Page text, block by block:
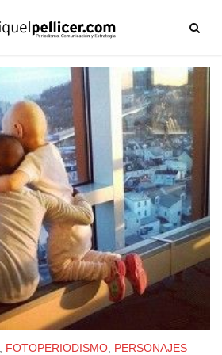
FOTOPERIODISMO PERSONAJES